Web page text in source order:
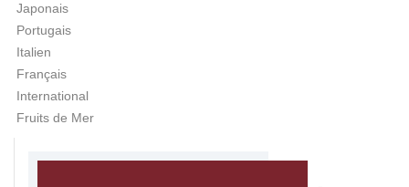
Japonais
Portugais
Italien
Français
International
Fruits de Mer